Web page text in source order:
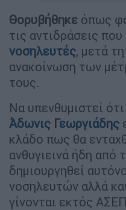
Θορυβήθηκε όπως
τις αντιδράσεις
νοσηλευτές, μετά
ανακοίνωση των
τους.
Να υπενθυμιστεί
Άδωνις Γεωργιάδης
κλάδο πως θα
ανθυγιεινά ήδη από
δημιουργηθεί
νοσηλευτών αλλά
γίνονται εκτός